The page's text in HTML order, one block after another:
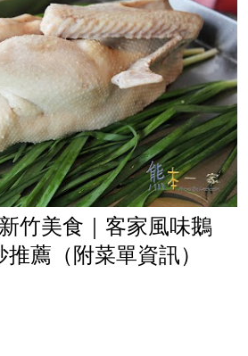
竹美食｜客家風味鵝
薦（附菜單資訊）